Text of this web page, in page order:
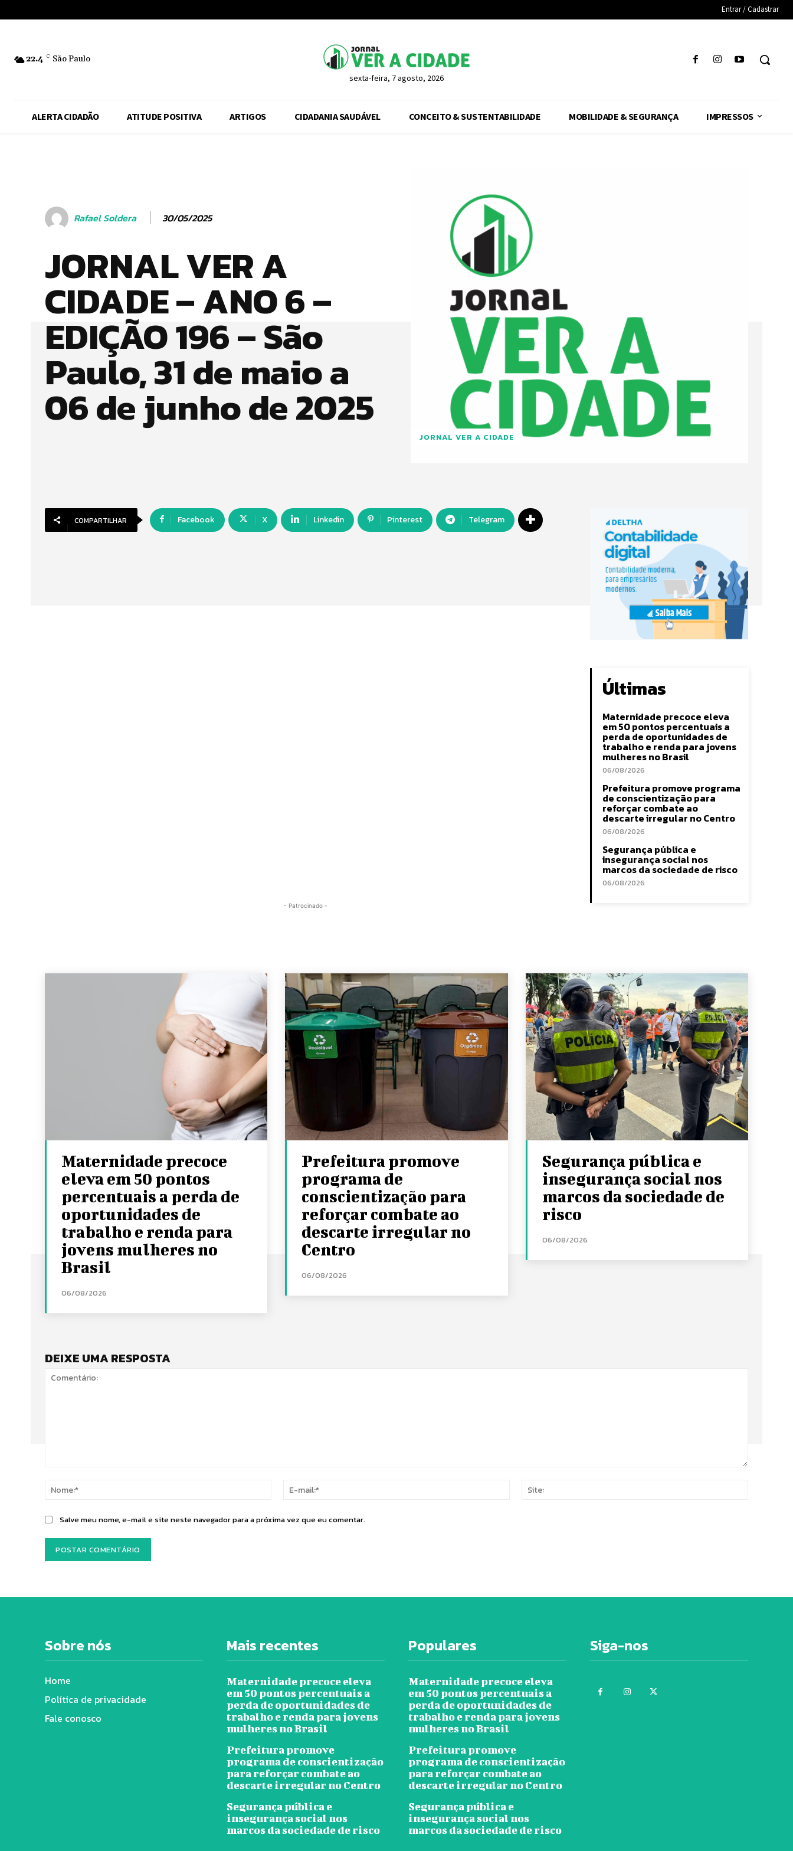
Entrar / Cadastrar
22.4 C São Paulo
sexta-feira, 7 agosto, 2026
ALERTA CIDADÃO ATITUDE POSITIVA ARTIGOS CIDADANIA SAUDÁVEL CONCEITO & SUSTENTABILIDADE MOBILIDADE & SEGURANÇA IMPRESSOS
Rafael Soldera 30/05/2025
JORNAL VER A
CIDADE – ANO 6 –
EDIÇÃO 196 – São
Paulo, 31 de maio a
06 de junho de 2025
JORNAL VER A CIDADE
COMPARTILHAR Facebook X Linkedin Pinterest Telegram
- Patrocinado -
Últimas
Maternidade precoce eleva
em 50 pontos percentuais a
perda de oportunidades de
trabalho e renda para jovens
mulheres no Brasil
06/08/2026
Prefeitura promove programa
de conscientização para
reforçar combate ao
descarte irregular no Centro
06/08/2026
Segurança pública e
insegurança social nos
marcos da sociedade de risco
06/08/2026
Maternidade precoce
eleva em 50 pontos
percentuais a perda de
oportunidades de
trabalho e renda para
jovens mulheres no
Brasil
06/08/2026
Prefeitura promove
programa de
conscientização para
reforçar combate ao
descarte irregular no
Centro
06/08/2026
Segurança pública e
insegurança social nos
marcos da sociedade de
risco
06/08/2026
DEIXE UMA RESPOSTA
Nome:*
Salve meu nome, e-mail e site neste navegador para a próxima vez que eu comentar.
Sobre nós
Home
Política de privacidade
Fale conosco
Mais recentes
Maternidade precoce eleva
em 50 pontos percentuais a
perda de oportunidades de
trabalho e renda para jovens
mulheres no Brasil
Prefeitura promove
programa de conscientização
para reforçar combate ao
descarte irregular no Centro
Segurança pública e
insegurança social nos
marcos da sociedade de risco
Populares
Maternidade precoce eleva
em 50 pontos percentuais a
perda de oportunidades de
trabalho e renda para jovens
mulheres no Brasil
Prefeitura promove
programa de conscientização
para reforçar combate ao
descarte irregular no Centro
Segurança pública e
insegurança social nos
marcos da sociedade de risco
Siga-nos